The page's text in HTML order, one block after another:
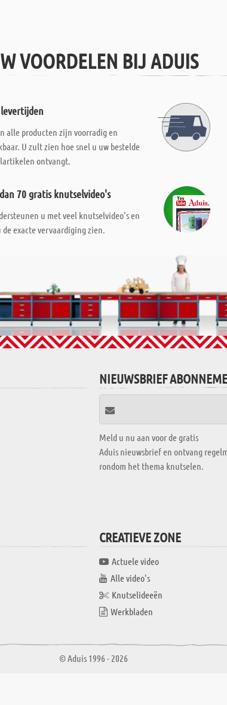
VOORDELEN BIJ ADUIS
alle producten zijn voorradig en
U zult zien hoe snel u uw bestelde
ontvangt.
70 gratis knutselvideo's
u met veel knutselvideo's en
de exacte vervaardiging zien.
NIEUWSBRIEF
Meld u nu aan voor de gratis
Aduis nieuwsbrief en ontvang
rondom het thema knutselen.
CREATIEVE ZONE
Actuele video
Alle video's
Knutselideeën
Werkbladen
© Aduis 1996 - 2026